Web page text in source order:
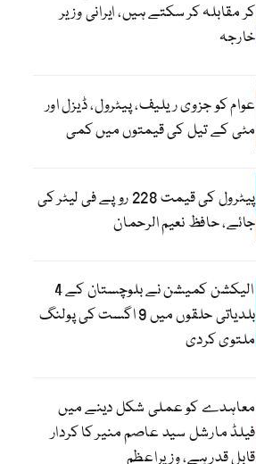
کر مقابلہ کر سکتے ہیں، ایرانی وزیر
خارجہ
عوام کو جزوی ریلیف، پیٹرول، ڈیزل اور
مٹی کے تیل کی قیمتوں میں کمی
پیٹرول کی قیمت 228 روپے فی لیٹر کی
جائے، حافظ نعیم الرحمان
الیکشن کمیشن نے بلوچستان کے 4
بلدیاتی حلقوں میں 9 اگست کی پولنگ
ملتوی کردی
معاہدے کو عملی شکل دینے میں
فیلڈ مارشل سید عاصم منیر کا کردار
قابل قدر ہے، وزیراعظم